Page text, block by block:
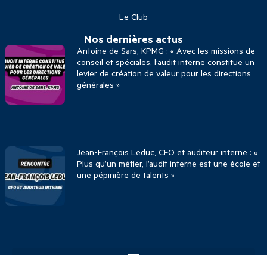
Le Club
Nos dernières actus
Antoine de Sars, KPMG : « Avec les missions de
conseil et spéciales, l’audit interne constitue un
levier de création de valeur pour les directions
générales »
Jean-François Leduc, CFO et auditeur interne : «
Plus qu’un métier, l’audit interne est une école et
une pépinière de talents »